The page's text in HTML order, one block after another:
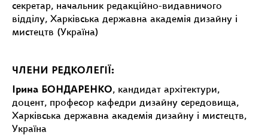
секретар, начальник редакційно-видавничого
відділу, Харківська державна академія дизайну і
мистецтв (Україна)
ЧЛЕНИ РЕДКОЛЕГІЇ:
Ірина БОНДАРЕНКО, кандидат архітектури,
доцент, професор кафедри дизайну середовища,
Харківська державна академія дизайну і мистецтв,
Україна